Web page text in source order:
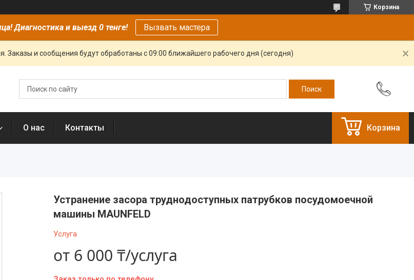
Корзина
Диагностика и выезд 0 тенге! Вызвать мастера
Заказы и сообщения будут обработаны с 09:00 ближайшего рабочего дня (сегодня)
О нас Контакты Корзина
Устранение засора труднодоступных патрубков посудомоечной
машины MAUNFELD
Услуга
от 6 000 ₸/услуга